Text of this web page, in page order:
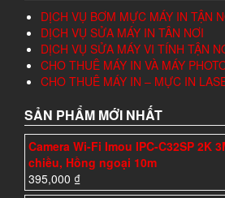
DỊCH VỤ BƠM MỰC MÁY IN TẬN
DỊCH VỤ SỬA MÁY IN TÂN NƠI
DỊCH VỤ SỬA MÁY VI TÍNH TẬN
CHO THUÊ MÁY IN VÀ MÁY
CHO THUÊ MÁY IN – MỰC IN
SẢN PHẨM MỚI NHẤT
Camera Wi-Fi Imou IPC-C32SP 2K
chiều, Hồng ngoại 10m
395,000 ₫